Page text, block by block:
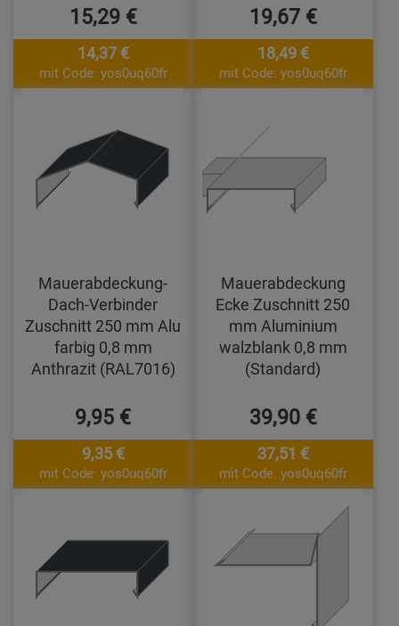
15,29 €
14,37 €
mit Code: yos0uq60fr
19,67 €
18,49 €
mit Code: yos0uq60fr
Mauerabdeckung-
Dach-Verbinder
Zuschnitt 250 mm Alu
farbig 0,8 mm
Anthrazit (RAL7016)
9,95 €
9,35 €
mit Code: yos0uq60fr
Mauerabdeckung
Ecke Zuschnitt 250
mm Aluminium
walzblank 0,8 mm
(Standard)
39,90 €
37,51 €
mit Code: yos0uq60fr